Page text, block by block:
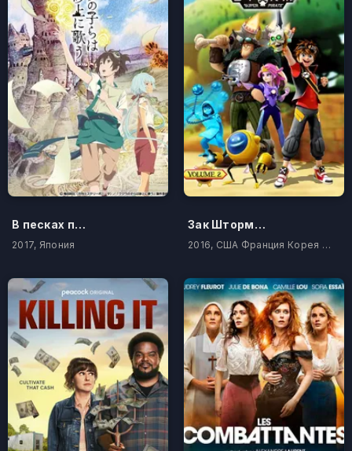
В песках поющие китята
2017, Япония
Зак Шторм – Суперпират
2016, США Франция Корея Южная Индонезия